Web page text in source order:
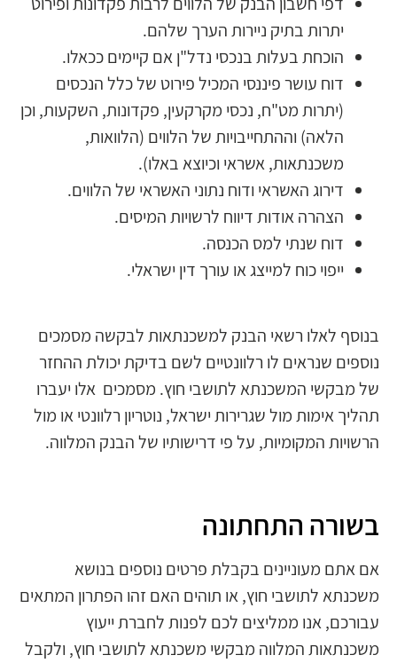
יתרות בתיק ניירות הערך שלהם.
הוכחת בעלות בנכסי נדל"ן אם קיימים ככאלו.
דוח עושר פיננסי המכיל פירוט של כלל הנכסים
(יתרות מט"ח, נכסי מקרקעין, פקדונות, השקעות, וכן
הלאה) וההתחייבויות של הלווים (הלוואות,
משכנתאות, אשראי וכיוצא באלו).
דירוג האשראי ודוח נתוני האשראי של הלווים.
הצהרה אודות דיווח לרשויות המיסים.
דוח שנתי למס הכנסה.
ייפוי כוח למייצג או עורך דין ישראלי.
בנוסף לאלו רשאי הבנק למשכנתאות לבקשה מסמכים
נוספים שנראים לו רלוונטיים לשם בדיקת יכולת ההחזר
של מבקשי המשכנתא לתושבי חוץ. מסמכים אלו יעברו
תהליך אימות מול שגרירות ישראל, נוטריון רלוונטי או מול
הרשויות המקומיות, על פי דרישותיו של הבנק המלווה.
בשורה התחתונה
אם אתם מעוניינים בקבלת פרטים נוספים בנושא
משכנתא לתושבי חוץ, או תוהים האם זהו הפתרון המתאים
עבורכם, אנו ממליצים לכם לפנות לחברת ייעוץ
משכנתאות המלווה מבקשי משכנתא לתושבי חוץ, ולקבל